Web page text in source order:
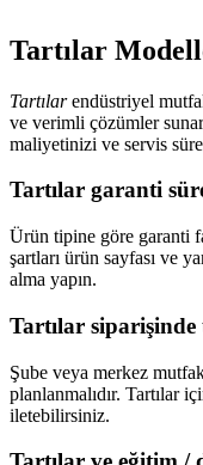
Tartılar
Tartılarendüstriyel
ve verimli çözümler
maliyetinizi ve servis
Tartılar garanti
Ürün tipine göre garanti
şartları ürün sayfası ve
alma yapın.
Tartılar
Şube veya merkez
planlanmalıdır. Tartılar
iletebilirsiniz.